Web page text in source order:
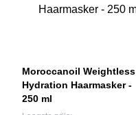
Moroccanoil Weightless
Hydration Haarmasker -
250 ml